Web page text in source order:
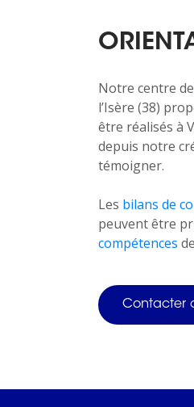
Notre centre de
l’Isère (38)
être réalisés à
depuis notre
témoigner.
Les bilans de
peuvent être
compétences
Contacter